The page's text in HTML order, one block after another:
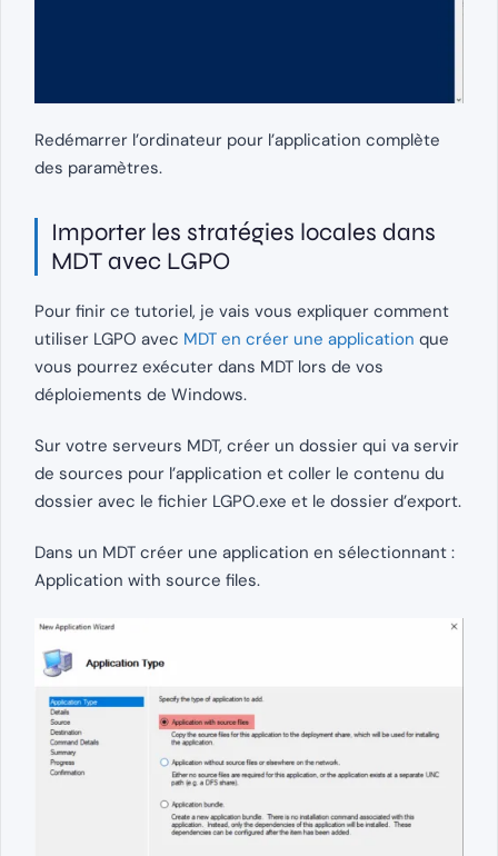
Redémarrer l’ordinateur pour l’application complète
des paramètres.
Importer les stratégies locales dans
MDT avec LGPO
Pour finir ce tutoriel, je vais vous expliquer comment
utiliser LGPO avec MDT en créer une application que
vous pourrez exécuter dans MDT lors de vos
déploiements de Windows.
Sur votre serveurs MDT, créer un dossier qui va servir
de sources pour l’application et coller le contenu du
dossier avec le fichier LGPO.exe et le dossier d’export.
Dans un MDT créer une application en sélectionnant :
Application with source files.